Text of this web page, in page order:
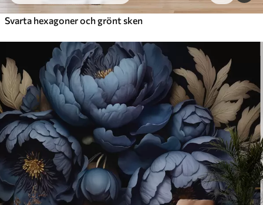
Svarta hexagoner och grönt sken